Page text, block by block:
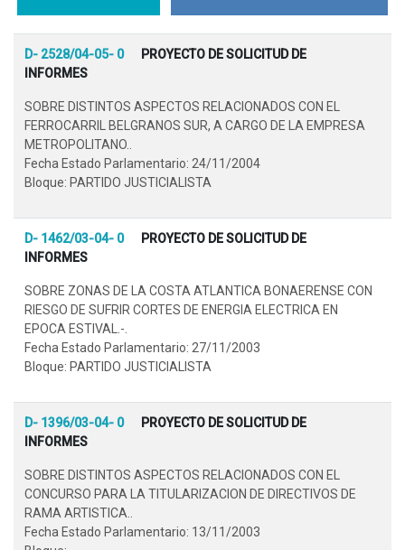
D- 2528/04-05- 0
PROYECTO DE SOLICITUD DE
INFORMES
SOBRE DISTINTOS ASPECTOS RELACIONADOS CON EL
FERROCARRIL BELGRANOS SUR, A CARGO DE LA EMPRESA
METROPOLITANO..
Fecha Estado Parlamentario: 24/11/2004
Bloque: PARTIDO JUSTICIALISTA
D- 1462/03-04- 0
PROYECTO DE SOLICITUD DE
INFORMES
SOBRE ZONAS DE LA COSTA ATLANTICA BONAERENSE CON
RIESGO DE SUFRIR CORTES DE ENERGIA ELECTRICA EN
EPOCA ESTIVAL.-.
Fecha Estado Parlamentario: 27/11/2003
Bloque: PARTIDO JUSTICIALISTA
D- 1396/03-04- 0
PROYECTO DE SOLICITUD DE
INFORMES
SOBRE DISTINTOS ASPECTOS RELACIONADOS CON EL
CONCURSO PARA LA TITULARIZACION DE DIRECTIVOS DE
RAMA ARTISTICA..
Fecha Estado Parlamentario: 13/11/2003